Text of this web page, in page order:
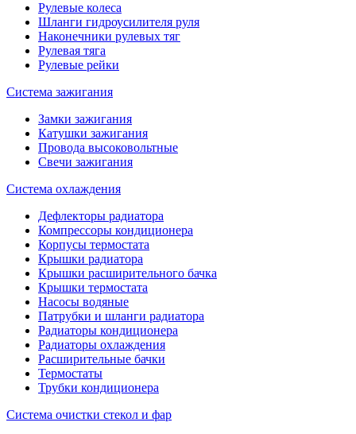
Рулевые колеса
Шланги гидроусилителя руля
Наконечники рулевых тяг
Рулевая тяга
Рулевые рейки
Система зажигания
Замки зажигания
Катушки зажигания
Провода высоковольтные
Свечи зажигания
Система охлаждения
Дефлекторы радиатора
Компрессоры кондиционера
Корпусы термостата
Крышки радиатора
Крышки расширительного бачка
Крышки термостата
Насосы водяные
Патрубки и шланги радиатора
Радиаторы кондиционера
Радиаторы охлаждения
Расширительные бачки
Термостаты
Трубки кондиционера
Система очистки стекол и фар